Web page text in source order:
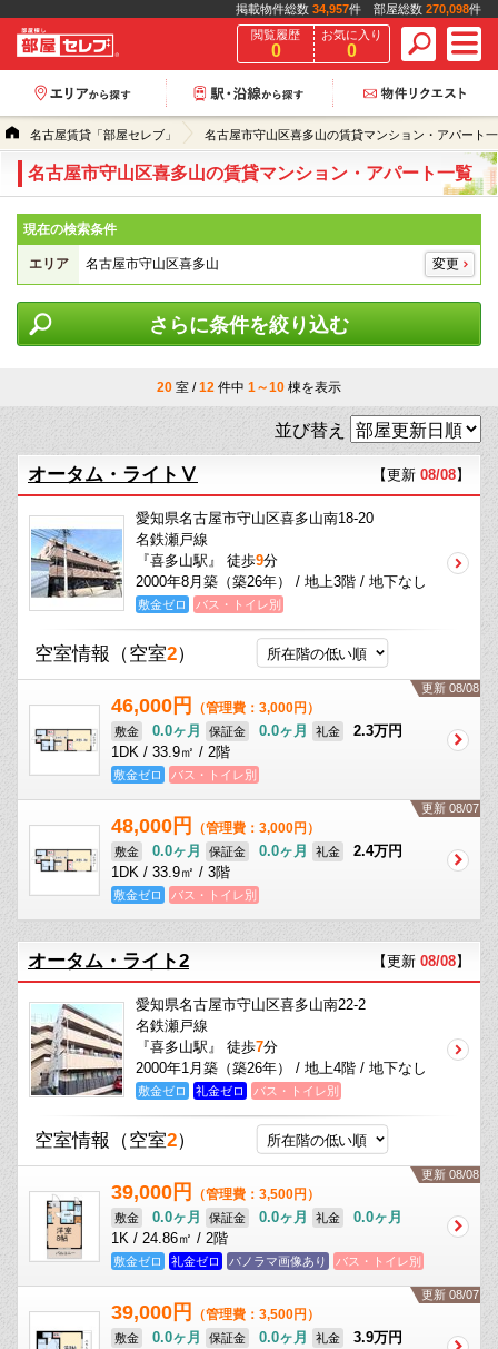
掲載物件総数 34,957件 部屋総数 270,098件
閲覧履歴
0
お気に入り
0
名古屋賃貸「部屋セレブ」 名古屋市守山区喜多山の賃貸マンション・アパート
名古屋市守山区喜多山の賃貸マンション・アパート一覧
現在の検索条件
エリア 名古屋市守山区喜多山 変更
さらに条件を絞り込む
20 室 /12 件中 1～10 棟を表示
並び替え
オータム・ライトⅤ 【更新 08/08】
愛知県名古屋市守山区喜多山南18-20
名鉄瀬戸線
『喜多山駅』 徒歩9分
2000年8月築（築26年） / 地上3階 / 地下なし
敷金ゼロ バス・トイレ別
空室情報 （空室2）
更新 08/08
46,000円 （管理費：3,000円）
敷金 0.0ヶ月 保証金 0.0ヶ月 礼金
2.3万円
1DK / 33.9㎡ / 2階
敷金ゼロ バス・トイレ別
更新 08/07
48,000円 （管理費：3,000円）
敷金 0.0ヶ月 保証金 0.0ヶ月 礼金
2.4万円
1DK / 33.9㎡ / 3階
敷金ゼロ バス・トイレ別
オータム・ライト2 【更新 08/08】
愛知県名古屋市守山区喜多山南22-2
名鉄瀬戸線
『喜多山駅』 徒歩7分
2000年1月築（築26年） / 地上4階 / 地下なし
敷金ゼロ 礼金ゼロ バス・トイレ別
空室情報 （空室2）
更新 08/08
39,000円 （管理費：3,500円）
敷金 0.0ヶ月 保証金 0.0ヶ月 礼金
0.0ヶ月
1K / 24.86㎡ / 2階
敷金ゼロ 礼金ゼロ パノラマ画像あり バス・トイレ別
更新 08/07
39,000円 （管理費：3,500円）
敷金 0.0ヶ月 保証金 0.0ヶ月 礼金
3.9万円